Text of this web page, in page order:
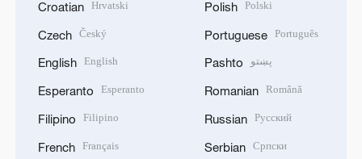
Croatian Hrvatski
Czech Český
English English
Esperanto Esperanto
Filipino Filipino
French Français
Polish Polski
Portuguese Português
Pashto پښتو
Romanian Română
Russian Русский
Serbian Српски